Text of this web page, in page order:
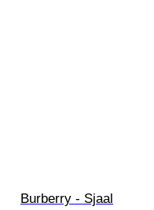
Burberry - Sjaal